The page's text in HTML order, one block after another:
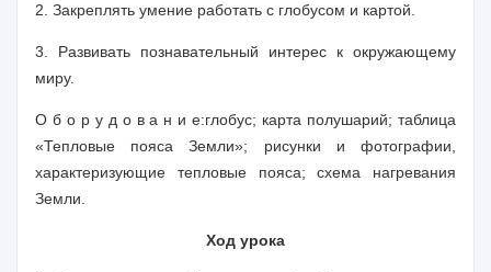
2. Закреплять умение работать с глобусом и картой.
3. Развивать познавательный интерес к окружающему
миру.
О б о р у д о в а н и е:глобус; карта полушарий; таблица
«Тепловые пояса Земли»; рисунки и фотографии,
характеризующие тепловые пояса; схема нагревания
Земли.
Ход урока